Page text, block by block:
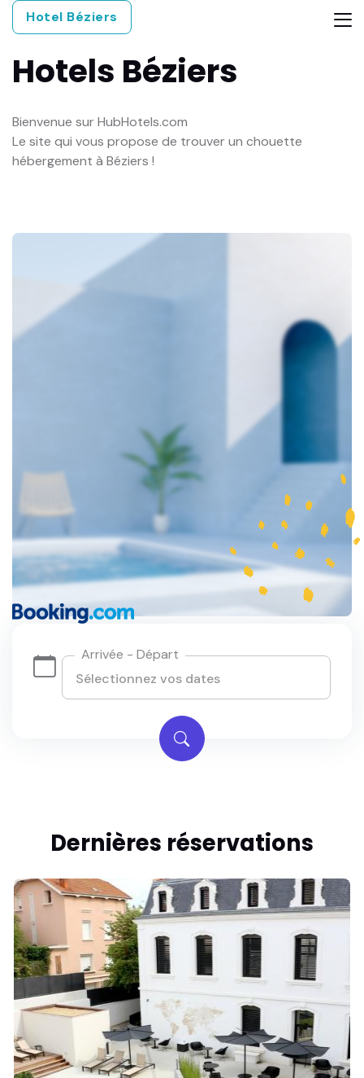
Hotel Béziers
Hotels Béziers
Bienvenue sur HubHotels.com
Le site qui vous propose de trouver un chouette
hébergement à Béziers !
Arrivée - Départ
Dernières réservations